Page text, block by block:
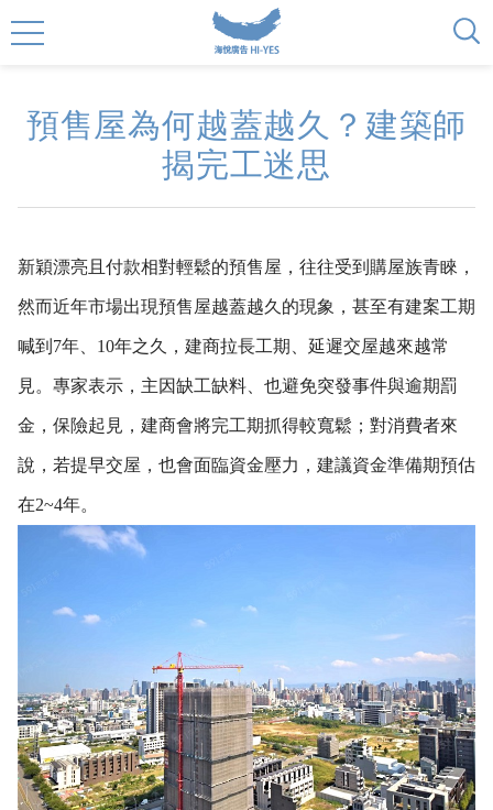
預售屋為何越蓋越久？建築師
揭完工迷思
新穎漂亮且付款相對輕鬆的預售屋，往往受到購屋族青睞，
然而近年市場出現預售屋越蓋越久的現象，甚至有建案工期
喊到7年、10年之久，建商拉長工期、延遲交屋越來越常
見。專家表示，主因缺工缺料、也避免突發事件與逾期罰
金，保險起見，建商會將完工期抓得較寬鬆；對消費者來
說，若提早交屋，也會面臨資金壓力，建議資金準備期預估
在2~4年。